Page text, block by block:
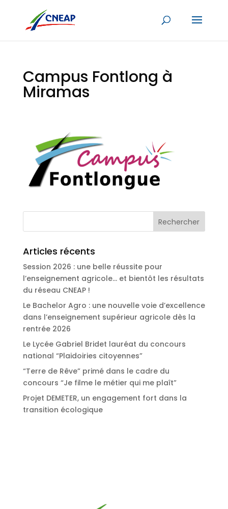
Campus Fontlong à
Miramas
Articles récents
Session 2026 : une belle réussite pour
l’enseignement agricole… et bientôt les résultats
du réseau CNEAP !
Le Bachelor Agro : une nouvelle voie d’excellence
dans l’enseignement supérieur agricole dès la
rentrée 2026
Le Lycée Gabriel Bridet lauréat du concours
national “Plaidoiries citoyennes”
“Terre de Rêve” primé dans le cadre du
concours “Je filme le métier qui me plaît”
Projet DEMETER, un engagement fort dans la
transition écologique